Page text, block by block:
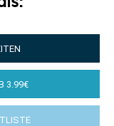
3.99€